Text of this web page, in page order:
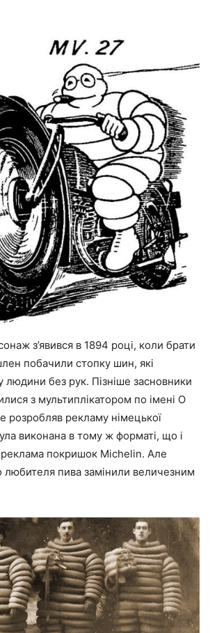
з’явився в 1894 році, коли брати
побачили стопку шин, які
людини без рук. Пізніше засновники
з мультиплікатором по імені О
розробляв рекламу німецької
виконана в тому ж форматі, що і
покришок Michelin. Але
любителя пива замінили величезним